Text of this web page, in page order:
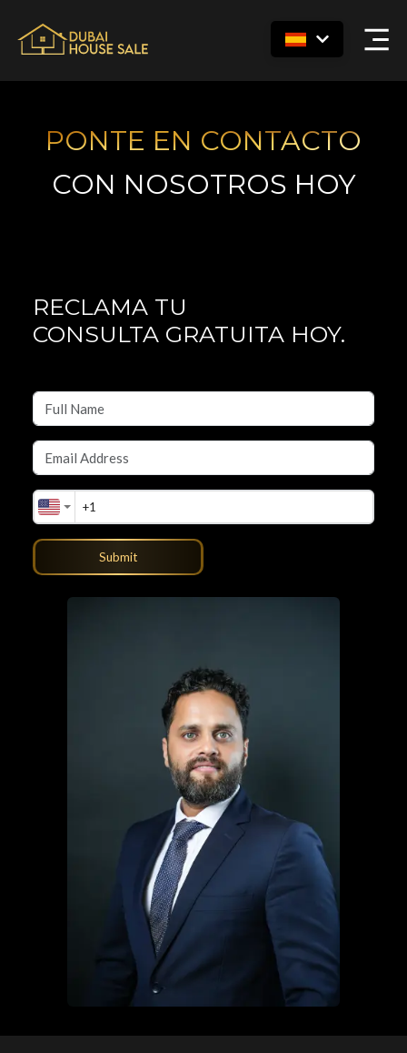
PONTE EN CONTACTO
CON NOSOTROS HOY
RECLAMA TU
CONSULTA GRATUITA HOY.
Submit